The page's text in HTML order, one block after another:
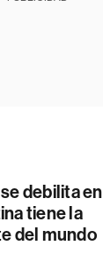
debilita en
tiene la
del mundo